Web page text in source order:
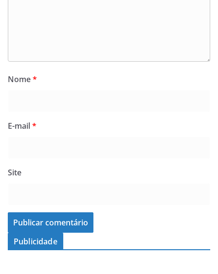
Nome*
E-mail*
Site
Publicidade